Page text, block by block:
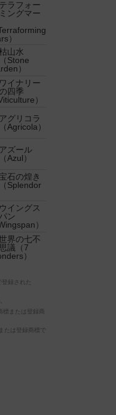
録された
または登録商
たは登録商標で